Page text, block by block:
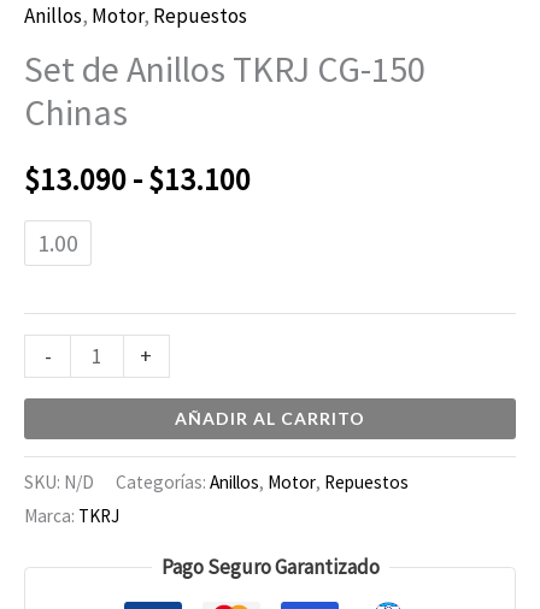
Anillos, Motor, Repuestos
Set de Anillos TKRJ CG-150
Chinas
$13.090-$13.100
1.00
- +
AÑADIR AL CARRITO
SKU: N/D Categorías: Anillos, Motor, Repuestos
Marca: TKRJ
Pago Seguro Garantizado